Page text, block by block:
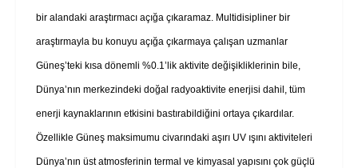
bir alandaki araştırmacı açığa çıkaramaz. Multidisipliner bir
araştırmayla bu konuyu açığa çıkarmaya çalışan uzmanlar
Güneş’teki kısa dönemli %0.1’lik aktivite değişikliklerinin bile,
Dünya’nın merkezindeki doğal radyoaktivite enerjisi dahil, tüm
enerji kaynaklarının etkisini bastırabildiğini ortaya çıkardılar.
Özellikle Güneş maksimumu civarındaki aşırı UV ışını aktiviteleri
Dünya’nın üst atmosferinin termal ve kimyasal yapısını çok güçlü